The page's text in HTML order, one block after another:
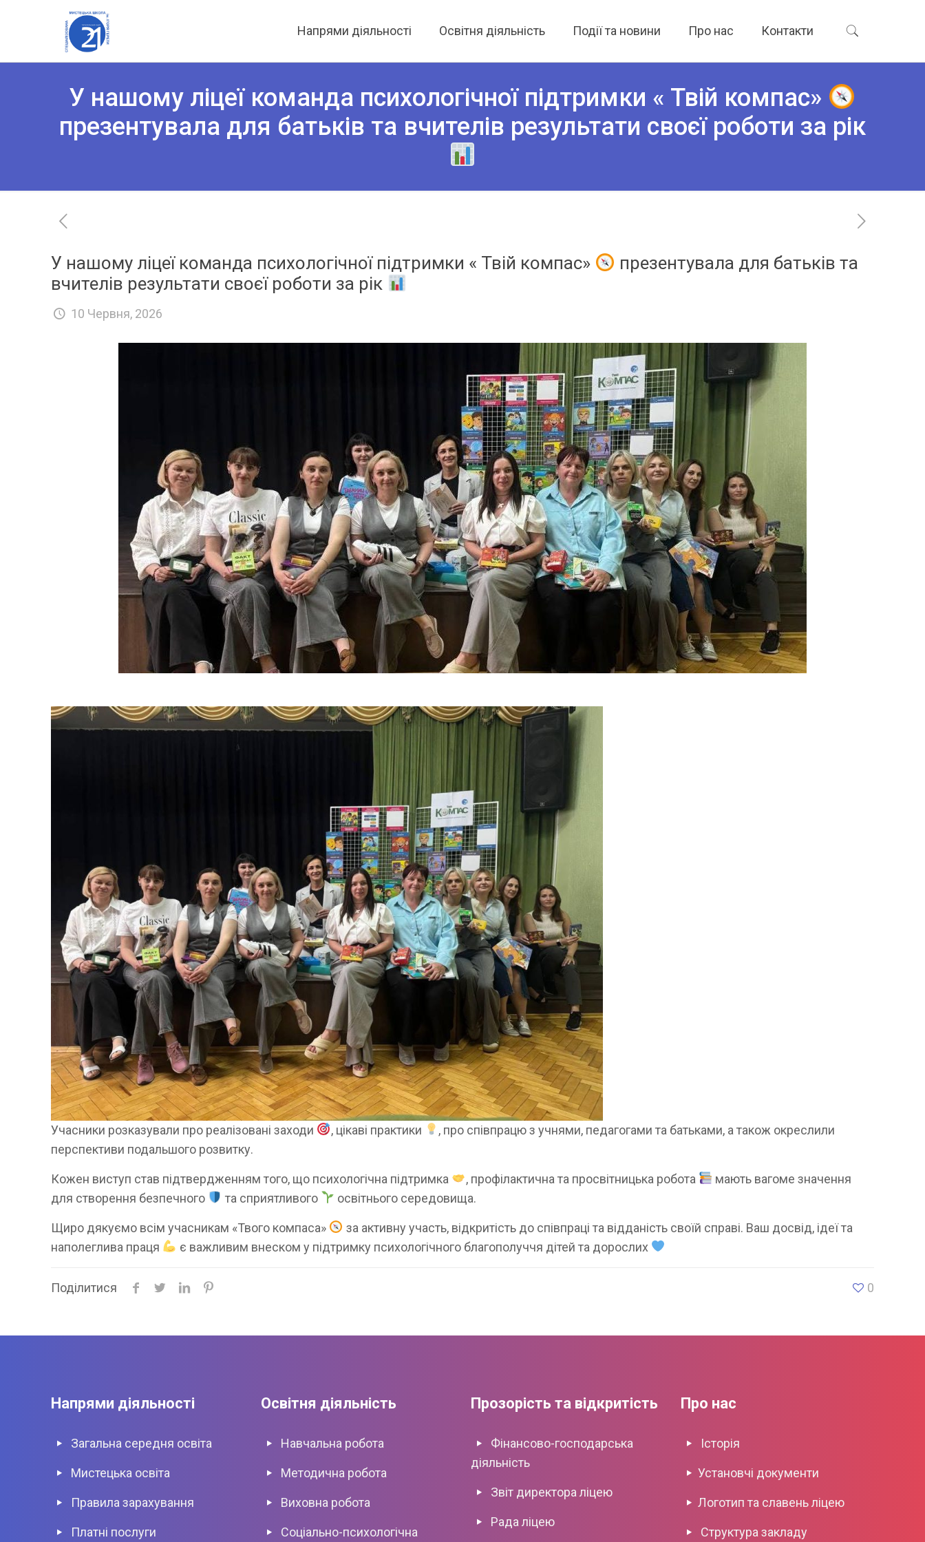
Напрями діяльності Освітня діяльність Події та новини Про нас Контакти
У нашому ліцеї команда психологічної підтримки « Твій компас»
презентувала для батьків та вчителів результати своєї роботи за рік
У нашому ліцеї команда психологічної підтримки « Твій компас»
презентувала для батьків та
вчителів результати своєї роботи за рік
10 Червня, 2026
Учасники розказували про реалізовані заходи , цікаві практики
, про співпрацю з учнями, педагогами та батьками, а також окреслили
перспективи подальшого розвитку.
Кожен виступ став підтвердженням того, що психологічна підтримка , профілактична та просвітницька робота
мають вагоме значення
для створення безпечного
та сприятливого освітнього середовища.
Щиро дякуємо всім учасникам «Твого компаса»
за активну участь, відкритість до співпраці та відданість своїй справі. Ваш досвід, ідеї та
наполеглива праця
є важливим внеском у підтримку психологічного благополуччя дітей та дорослих
Поділитися 0
Напрями діяльності
Загальна середня освіта
Мистецька освіта
Правила зарахування
Платні послуги
Освітня діяльність
Навчальна робота
Методична робота
Виховна роботa
Соціально-психологічна
Прозорість та відкритість
Фінансово-господарська
діяльність
Звіт директора ліцею
Рада ліцею
Про нас
Історія
Установчі документи
Логотип та славень ліцею
Структура закладу